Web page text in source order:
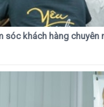
sóc khách hàng chuyên